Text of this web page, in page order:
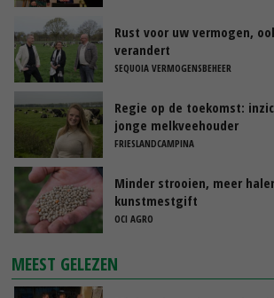
Rust voor uw vermogen,
verandert
SEQUOIA VERMOGENSBEHEER
Regie op de toekomst:
jonge melkveehouder
FRIESLANDCAMPINA
Minder strooien, meer
kunstmestgift
OCI AGRO
MEEST GELEZEN